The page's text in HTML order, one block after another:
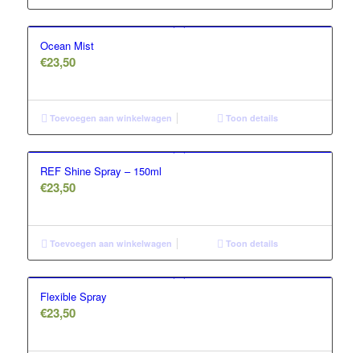
Ocean Mist
€23,50
Toevoegen aan winkelwagen Toon details
REF Shine Spray – 150ml
€23,50
Toevoegen aan winkelwagen Toon details
Flexible Spray
€23,50